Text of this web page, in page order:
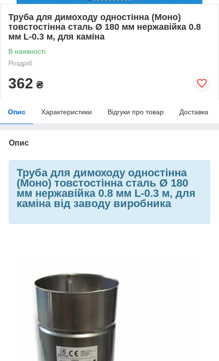
Труба для димоходу одностінна (Моно)
товстостінна сталь Ø 180 мм нержавійка 0.8
мм L-0.3 м, для каміна
В наявності
Роздріб
362 ₴
Опис Характеристики Відгуки про товар Доставка
Опис
Труба для димоходу одностінна
(Моно) товстостінна сталь Ø 180
мм нержавійка 0.8 мм L-0.3 м, для
каміна від заводу виробника